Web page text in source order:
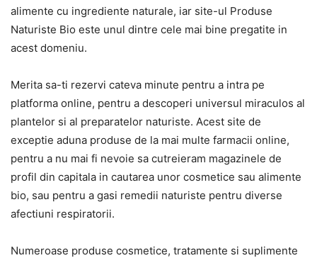
alimente cu ingrediente naturale, iar site-ul Produse
Naturiste Bio este unul dintre cele mai bine pregatite in
acest domeniu.
Merita sa-ti rezervi cateva minute pentru a intra pe
platforma online, pentru a descoperi universul miraculos al
plantelor si al preparatelor naturiste. Acest site de
exceptie aduna produse de la mai multe farmacii online,
pentru a nu mai fi nevoie sa cutreieram magazinele de
profil din capitala in cautarea unor cosmetice sau alimente
bio, sau pentru a gasi remedii naturiste pentru diverse
afectiuni respiratorii.
Numeroase produse cosmetice, tratamente si suplimente